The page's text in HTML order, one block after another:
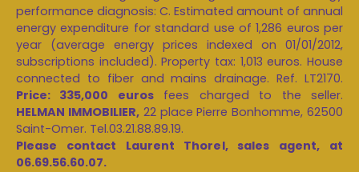
performance diagnosis: C. Estimated amount of annual
energy expenditure for standard use of 1,286 euros per
year (average energy prices indexed on 01/01/2012,
subscriptions included). Property tax: 1,013 euros. House
connected to fiber and mains drainage. Ref. LT2170.
Price: 335,000 eurosfees charged to the seller.
HELMAN IMMOBILIER,22 place Pierre Bonhomme, 62500
Saint-Omer. Tel.03.21.88.89.19.
Please contact Laurent Thorel, sales agent, at
06.69.56.60.07.